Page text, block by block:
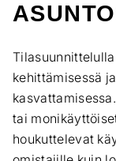
kehittämisessä
tai
houkuttelevat